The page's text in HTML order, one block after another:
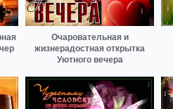
Очаровательная и
жизнерадостная открытка
Уютного вечера